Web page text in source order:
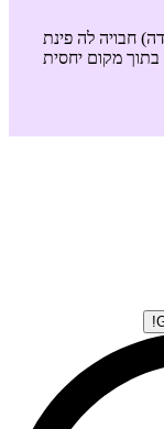
חבויה לה פינת
מקום יחסית